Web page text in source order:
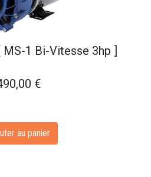
1 Bi-Vitesse 3hp ]
€
au panier